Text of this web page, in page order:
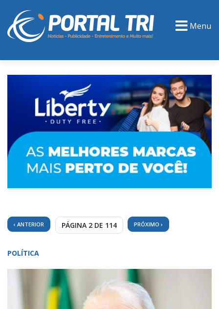
Menu
‹ ANTERIOR PÁGINA 2 DE 114 PRÓXIMO ›
POLÍTICA